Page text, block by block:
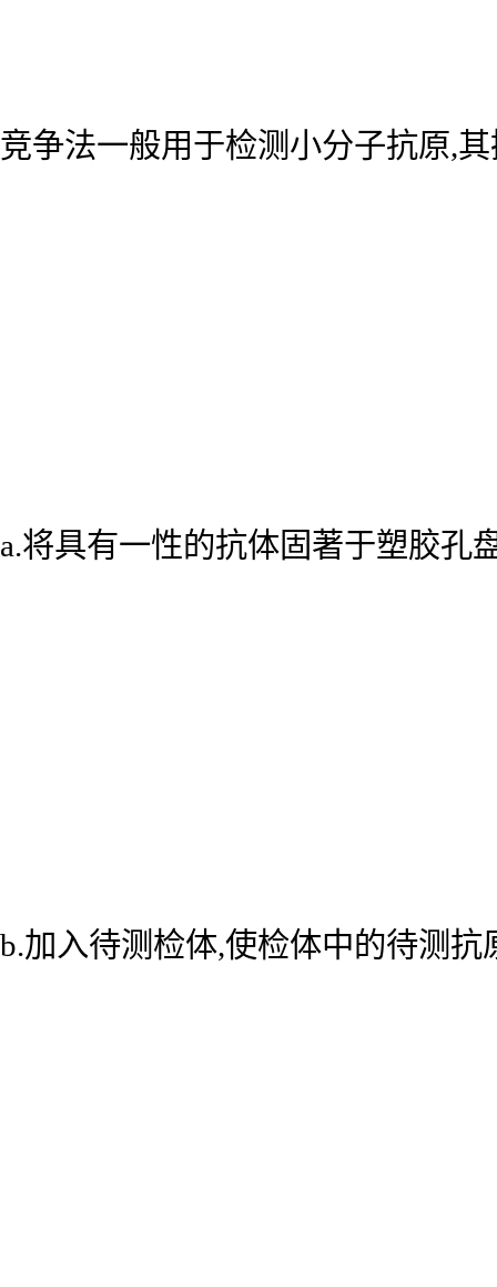
竞争法一般用于检测小分子抗原,
a.将具有一性的抗体固著于塑胶孔
b.加入待测检体,使检体中的待测